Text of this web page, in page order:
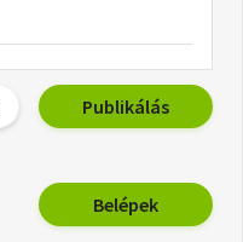
Publikálás
Belépek